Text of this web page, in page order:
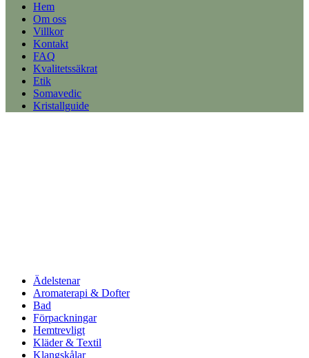
Hem
Om oss
Villkor
Kontakt
FAQ
Kvalitetssäkrat
Etik
Somavedic
Kristallguide
Ädelstenar
Aromaterapi & Dofter
Bad
Förpackningar
Hemtrevligt
Kläder & Textil
Klangskålar